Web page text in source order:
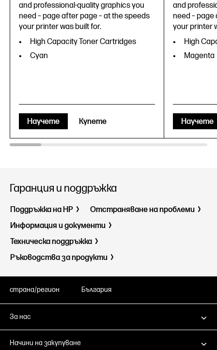
and professional-quality graphics you
need – page after page – at the speeds
your printer was built for.
High Capacity Toner Cartridges
Cyan
Научете Купете
and
need –
your printer
High
Magenta
Научете
Гаранция и поддръжка
Поддръжка на HP
Отстраняване на проблеми
Информация и документи
Техническа поддръжка
Ръководства за продукти
страна/регион България
За нас
Начини на закупуване